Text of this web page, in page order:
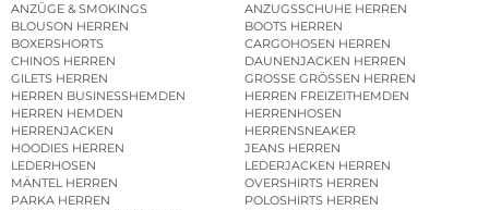
ANZÜGE & SMOKINGS
ANZUGSSCHUHE HERREN
BLOUSON HERREN
BOOTS HERREN
BOXERSHORTS
CARGOHOSEN HERREN
CHINOS HERREN
DAUNENJACKEN HERREN
GILETS HERREN
GROSSE GRÖSSEN HERREN
HERREN BUSINESSHEMDEN
HERREN FREIZEITHEMDEN
HERREN HEMDEN
HERRENHOSEN
HERRENJACKEN
HERRENSNEAKER
HOODIES HERREN
JEANS HERREN
LEDERHOSEN
LEDERJACKEN HERREN
MÄNTEL HERREN
OVERSHIRTS HERREN
PARKA HERREN
POLOSHIRTS HERREN